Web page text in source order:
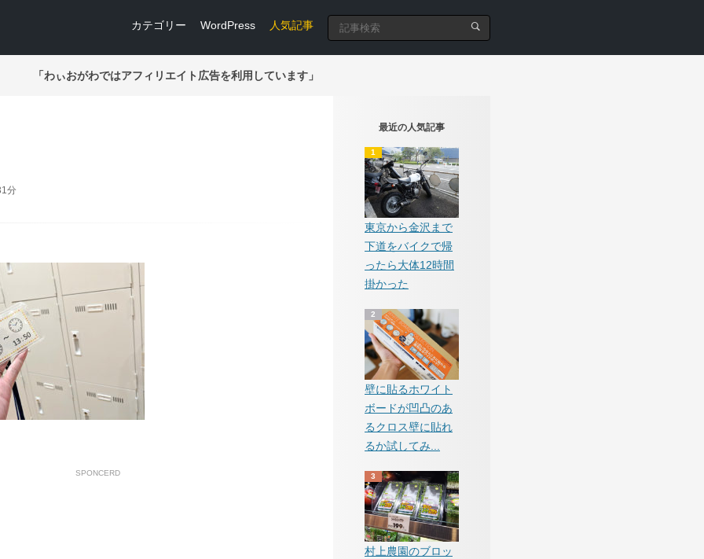
カテゴリー WordPress 人気記事
「わぃおがわではアフィリエイト広告を利用しています」
分
SPONCERD
最近の人気記事
東京から金沢まで
下道をバイクで帰
ったら大体12時間
掛かった
壁に貼るホワイト
ボードが凹凸のあ
るクロス壁に貼れ
るか試してみ...
村上農園のブロッ